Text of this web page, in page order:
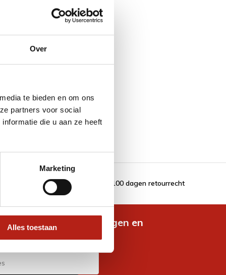
Over
te bieden en om ons
partners voor social
die u aan ze heeft
Marketing
Alles toestaan
100 dagen retourrecht
nieuwste aanbiedingen en